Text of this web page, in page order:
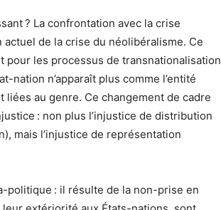
? La confrontation avec la crise
actuel de la crise du néolibéralisme. Ce
pour les processus de transnationalisation
nation n’apparaît plus comme l’entité
au genre. Ce changement de cadre
: non plus l’injustice de distribution
mais l’injustice de représentation
politique : il résulte de la non-prise en